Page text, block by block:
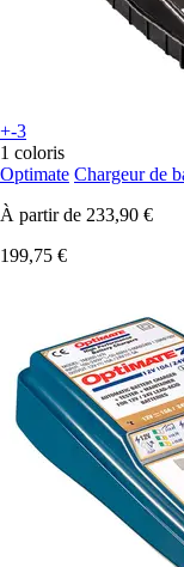
+-3
1 coloris
Optimate Chargeur de
À partir de 233,90 €
199,75 €